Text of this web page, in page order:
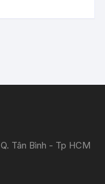
Tân Bình - Tp HCM